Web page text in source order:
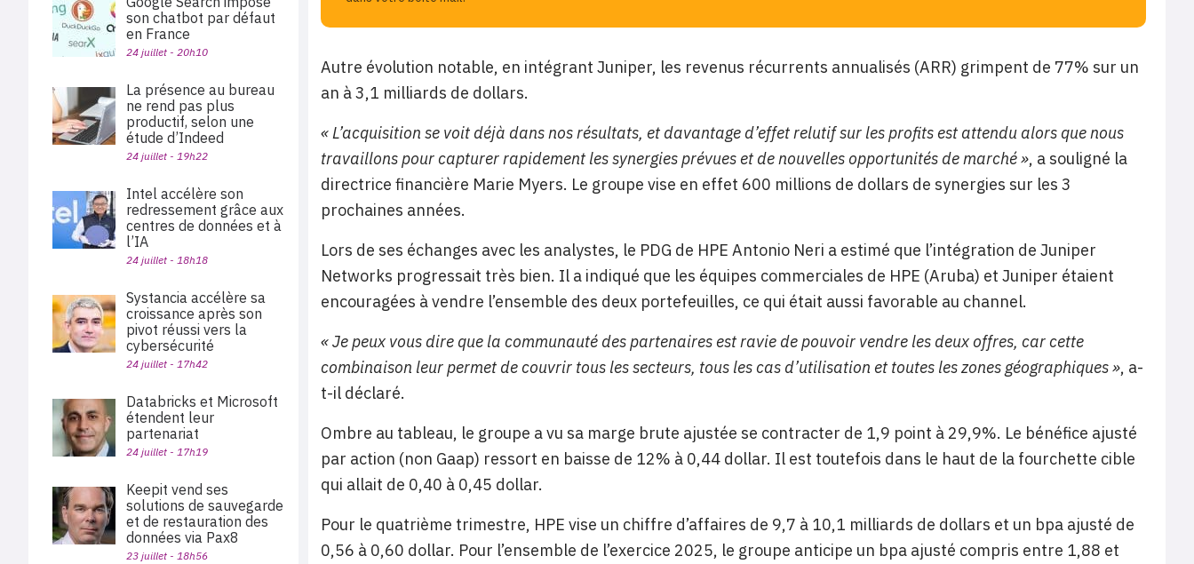
Autre évolution notable, en intégrant Juniper, les revenus récurrents annualisés (ARR) grimpent de 77% sur un
an à 3,1 milliards de dollars.
« L’acquisition se voit déjà dans nos résultats, et davantage d’effet relutif sur les profits est attendu alors que nous
travaillons pour capturer rapidement les synergies prévues et de nouvelles opportunités de marché », a souligné la
directrice financière Marie Myers. Le groupe vise en effet 600 millions de dollars de synergies sur les 3
prochaines années.
Lors de ses échanges avec les analystes, le PDG de HPE Antonio Neri a estimé que l’intégration de Juniper
Networks progressait très bien. Il a indiqué que les équipes commerciales de HPE (Aruba) et Juniper étaient
encouragées à vendre l’ensemble des deux portefeuilles, ce qui était aussi favorable au channel.
« Je peux vous dire que la communauté des partenaires est ravie de pouvoir vendre les deux offres, car cette
combinaison leur permet de couvrir tous les secteurs, tous les cas d’utilisation et toutes les zones géographiques », a-
t-il déclaré.
Ombre au tableau, le groupe a vu sa marge brute ajustée se contracter de 1,9 point à 29,9%. Le bénéfice ajusté
par action (non Gaap) ressort en baisse de 12% à 0,44 dollar. Il est toutefois dans le haut de la fourchette cible
qui allait de 0,40 à 0,45 dollar.
Pour le quatrième trimestre, HPE vise un chiffre d’affaires de 9,7 à 10,1 milliards de dollars et un bpa ajusté de
0,56 à 0,60 dollar. Pour l’ensemble de l’exercice 2025, le groupe anticipe un bpa ajusté compris entre 1,88 et
son chatbot par défaut
en France
24 juillet - 20h10
La présence au bureau
ne rend pas plus
productif, selon une
étude d’Indeed
24 juillet - 19h22
Intel accélère son
redressement grâce aux
centres de données et à
l’IA
24 juillet - 18h18
Systancia accélère sa
croissance après son
pivot réussi vers la
cybersécurité
24 juillet - 17h42
Databricks et Microsoft
étendent leur
partenariat
24 juillet - 17h19
Keepit vend ses
solutions de sauvegarde
et de restauration des
données via Pax8
23 juillet - 18h56